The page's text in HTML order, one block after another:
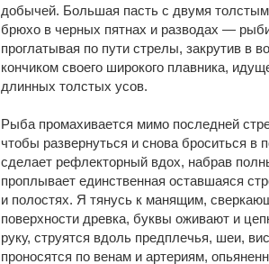
добычей. Большая пасть с двумя
брюхо в черных пятнах и разводах —
проглатывая по пути стрелы, закрутив в
кончиком своего широкого плавника,
длинных толстых усов.
Рыба промахивается мимо последней
чтобы развернуться и снова броситься
сделает рефлекторный вдох, набрав
проплывает единственная оставшаяся
и полостях. Я тянусь к манящим,
поверхности древка, буквы оживают и
руку, струятся вдоль предплечья, шеи,
проносятся по венам и артериям,